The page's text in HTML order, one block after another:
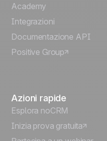
Español
Português
Deutsch
Academy
Integrazioni
Documentazione API
Positive Group
Azioni rapide
Esplora noCRM
Inizia prova gratuita